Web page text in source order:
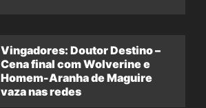
Vingadores: Doutor Destino –
Cena final com Wolverine e
Homem-Aranha de Maguire
vaza nas redes